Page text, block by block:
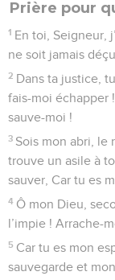
Prière pour
1 En toi, Seigneur,
ne soit jamais
2 Dans ta justice,
fais-moi échapper
sauve-moi !
3 Sois mon abri, le
trouve un asile à
sauver, Car tu es
4 Ô mon Dieu,
l’impie ! Arrache-
5 Car tu es mon
sauvegarde et